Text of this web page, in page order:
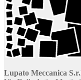
Lupato Meccanica